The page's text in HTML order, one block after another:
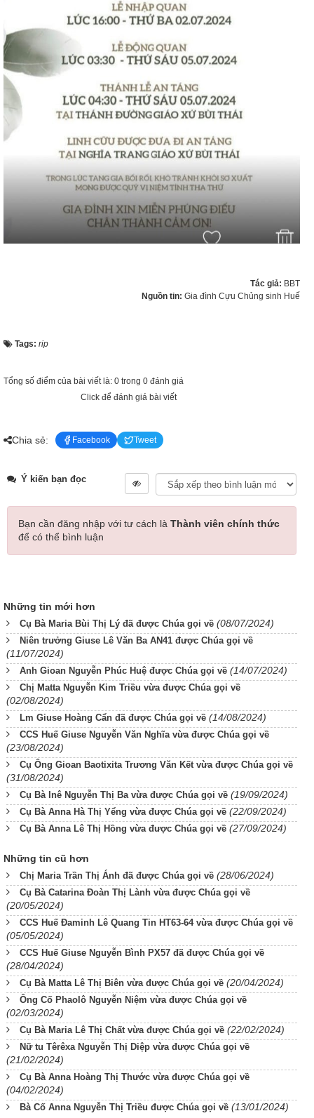
Tác giả: BBT
Nguồn tin: Gia đình Cựu Chủng sinh Huế
Tags: rip
Tổng số điểm của bài viết là: 0 trong 0 đánh giá
Click để đánh giá bài viết
Chia sẻ: Facebook Tweet
Ý kiến bạn đọc
Bạn cần đăng nhập với tư cách là Thành viên chính thức
để có thể bình luận
Những tin mới hơn
Cụ Bà Maria Bùi Thị Lý đã được Chúa gọi về (08/07/2024)
Niên trưởng Giuse Lê Văn Ba AN41 được Chúa gọi về
(11/07/2024)
Anh Gioan Nguyễn Phúc Huệ được Chúa gọi về (14/07/2024)
Chị Matta Nguyễn Kim Triều vừa được Chúa gọi về
(02/08/2024)
Lm Giuse Hoàng Cẩn đã được Chúa gọi về (14/08/2024)
CCS Huế Giuse Nguyễn Văn Nghĩa vừa được Chúa gọi về
(23/08/2024)
Cụ Ông Gioan Baotixita Trương Văn Kết vừa được Chúa gọi về
(31/08/2024)
Cụ Bà Inê Nguyễn Thị Ba vừa được Chúa gọi về (19/09/2024)
Cụ Bà Anna Hà Thị Yểng vừa được Chúa gọi về (22/09/2024)
Cụ Bà Anna Lê Thị Hồng vừa được Chúa gọi về (27/09/2024)
Những tin cũ hơn
Chị Maria Trần Thị Ánh đã được Chúa gọi về (28/06/2024)
Cụ Bà Catarina Đoàn Thị Lành vừa được Chúa gọi về
(20/05/2024)
CCS Huế Đaminh Lê Quang Tin HT63-64 vừa được Chúa gọi về
(05/05/2024)
CCS Huế Giuse Nguyễn Bình PX57 đã được Chúa gọi về
(28/04/2024)
Cụ Bà Matta Lê Thị Biên vừa được Chúa gọi về (20/04/2024)
Ông Cố Phaolô Nguyễn Niệm vừa được Chúa gọi về
(02/03/2024)
Cụ Bà Maria Lê Thị Chất vừa được Chúa gọi về (22/02/2024)
Nữ tu Têrêxa Nguyễn Thị Diệp vừa được Chúa gọi về
(21/02/2024)
Cụ Bà Anna Hoàng Thị Thước vừa được Chúa gọi về
(04/02/2024)
Bà Cố Anna Nguyễn Thị Triều được Chúa gọi về (13/01/2024)